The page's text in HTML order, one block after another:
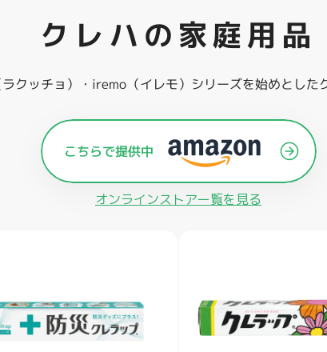
クレハの家庭用品
クッチョ）・iremo（イレモ）シリーズを始めとした
オンラインストアー覧を見る